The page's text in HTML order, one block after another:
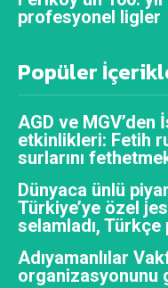
profesyonel ligler
Popüler
AGD ve MGV’den
etkinlikleri: Fetih
surlarını
Dünyaca ünlü
Türkiye’ye özel
selamladı, Türkçe
Adıyamanlılar
organizasyonunu